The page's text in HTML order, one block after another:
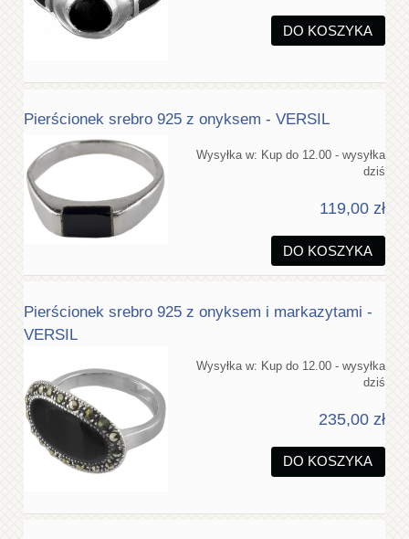
DO KOSZYKA
Pierścionek srebro 925 z onyksem - VERSIL
Wysyłka w: Kup do 12.00 - wysyłka
dziś
119,00 zł
DO KOSZYKA
Pierścionek srebro 925 z onyksem i markazytami -
VERSIL
Wysyłka w: Kup do 12.00 - wysyłka
dziś
235,00 zł
DO KOSZYKA